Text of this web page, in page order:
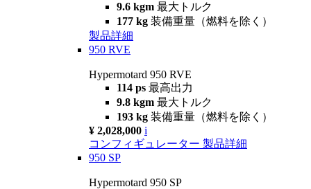
9.6 kgm 最大トルク
177 kg 装備重量（燃料を除く）
製品詳細
950 RVE
Hypermotard 950 RVE
114 ps 最高出力
9.8 kgm 最大トルク
193 kg 装備重量（燃料を除く）
¥ 2,028,000 i
コンフィギュレーター 製品詳細
950 SP
Hypermotard 950 SP